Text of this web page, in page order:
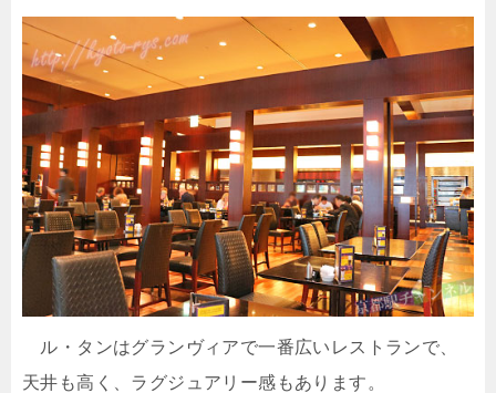
ル・タンはグランヴィアで一番広いレストランで、
天井も高く、ラグジュアリー感もあります。